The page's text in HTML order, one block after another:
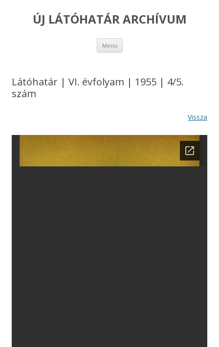
ÚJ LÁTÓHATÁR ARCHÍVUM
Menü Kilépés
tartalomba
Látóhatár | VI. évfolyam | 1955 | 4/5.
szám
Vissza